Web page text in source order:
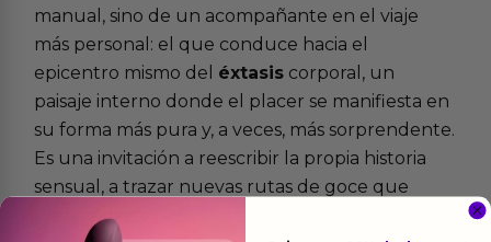
manual, sino de un acompañante en el viaje
más personal: el que conduce hacia el
epicentro mismo del éxtasis corporal, un
paisaje interno donde el placer se manifiesta en
su forma más pura y, a veces, más sorprendente.
Es una invitación a reescribir la propia historia
sensual, a trazar nuevas rutas de goce que
trascienden lo conocido.